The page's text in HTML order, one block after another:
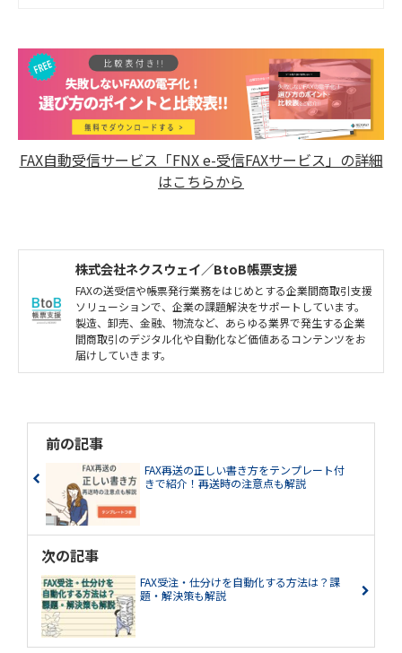
ムとの連携により、迅速なFAX配信環
境を構築。e-受信FAXサービスは、受
信した見積依頼書や注文書を電子デ
ータ化し、AI-OCRや電帳法対応のシ
ステムと連携することで、煩雑なFAX
仕分け業務をデジタル化し、業務効
率を大幅に向上させます。
FAX自動受信サービス「FNX e-受信FAXサービス」の詳細
はこちらから
株式会社ネクスウェイ／BtoB帳票支援
FAXの送受信や帳票発行業務をはじめとする企業間商取引支援
ソリューションで、企業の課題解決をサポートしています。
製造、卸売、金融、物流など、あらゆる業界で発生する企業
間商取引のデジタル化や自動化など価値あるコンテンツをお
届けしていきます。
前の記事
FAX再送の正しい書き方をテンプレート付
きで紹介！再送時の注意点も解説
次の記事
FAX受注・仕分けを自動化する方法は？課
題・解決策も解説